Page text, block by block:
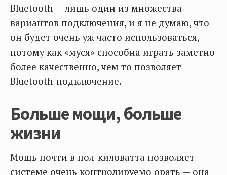
Bluetooth — лишь один из множества
вариантов подключения, и я не думаю, что
он будет очень уж часто использоваться,
потому как «муся» способна играть заметно
более качественно, чем то позволяет
Bluetooth-подключение.
Больше мощи, больше
жизни
Мощь почти в пол-киловатта позволяет
системе очень контролируемо орать — она